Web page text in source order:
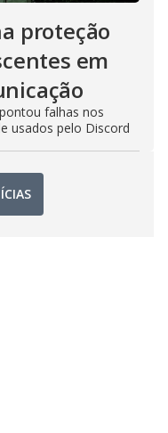
proteção
em
falhas nos
usados pelo Discord